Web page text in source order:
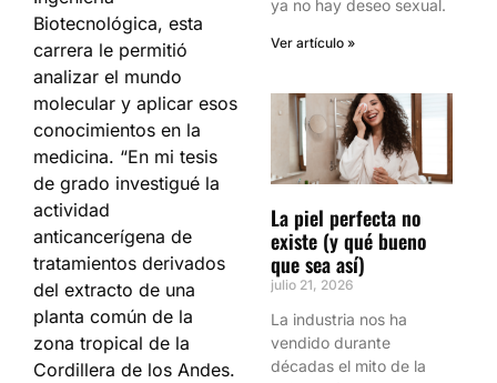
Biotecnológica, esta
carrera le permitió
analizar el mundo
molecular y aplicar esos
conocimientos en la
medicina. “En mi tesis
de grado investigué la
actividad
anticancerígena de
tratamientos derivados
del extracto de una
planta común de la
zona tropical de la
Cordillera de los Andes.
ya no hay deseo sexual.
Ver artículo »
La piel perfecta no
existe (y qué bueno
que sea así)
julio 21, 2026
La industria nos ha
vendido durante
décadas el mito de la